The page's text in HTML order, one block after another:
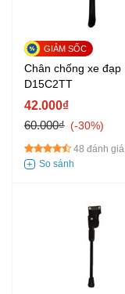
Chân chống xe đạp
D15C2TT
42.000₫
60.000₫
-30%
48 đánh giá